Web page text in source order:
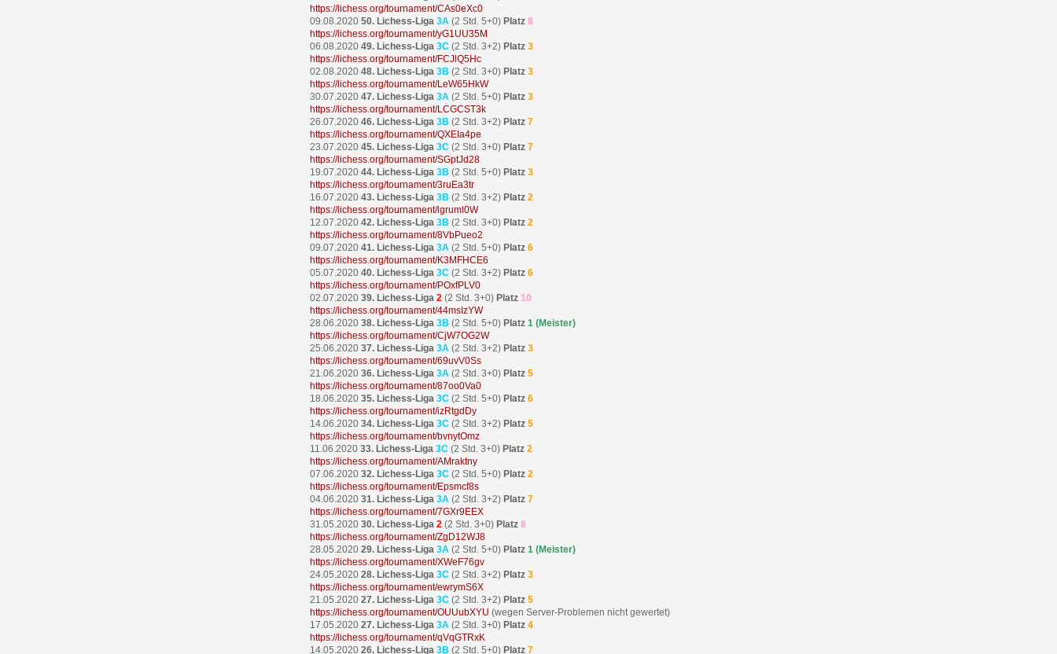
https://lichess.org/tournament/CAs0eXc0
09.08.2020 50. Lichess-Liga 3A (2 Std. 5+0) Platz 8
https://lichess.org/tournament/yG1UU35M
06.08.2020 49. Lichess-Liga 3C (2 Std. 3+2) Platz 3
https://lichess.org/tournament/FCJlQ5Hc
02.08.2020 48. Lichess-Liga 3B (2 Std. 3+0) Platz 3
https://lichess.org/tournament/LeW65HkW
30.07.2020 47. Lichess-Liga 3A (2 Std. 5+0) Platz 3
https://lichess.org/tournament/LCGCST3k
26.07.2020 46. Lichess-Liga 3B (2 Std. 3+2) Platz 7
https://lichess.org/tournament/QXEIa4pe
23.07.2020 45. Lichess-Liga 3C (2 Std. 3+0) Platz 7
https://lichess.org/tournament/SGptJd28
19.07.2020 44. Lichess-Liga 3B (2 Std. 5+0) Platz 3
https://lichess.org/tournament/3ruEa3tr
16.07.2020 43. Lichess-Liga 3B (2 Std. 3+2) Platz 2
https://lichess.org/tournament/lgruml0W
12.07.2020 42. Lichess-Liga 3B (2 Std. 3+0) Platz 2
https://lichess.org/tournament/8VbPueo2
09.07.2020 41. Lichess-Liga 3A (2 Std. 5+0) Platz 6
https://lichess.org/tournament/K3MFHCE6
05.07.2020 40. Lichess-Liga 3C (2 Std. 3+2) Platz 6
https://lichess.org/tournament/POxfPLV0
02.07.2020 39. Lichess-Liga 2 (2 Std. 3+0) Platz 10
https://lichess.org/tournament/44msIzYW
28.06.2020 38. Lichess-Liga 3B (2 Std. 5+0) Platz 1 (Meister)
https://lichess.org/tournament/CjW7OG2W
25.06.2020 37. Lichess-Liga 3A (2 Std. 3+2) Platz 3
https://lichess.org/tournament/69uvV0Ss
21.06.2020 36. Lichess-Liga 3A (2 Std. 3+0) Platz 5
https://lichess.org/tournament/87oo0Va0
18.06.2020 35. Lichess-Liga 3C (2 Std. 5+0) Platz 6
https://lichess.org/tournament/izRtgdDy
14.06.2020 34. Lichess-Liga 3C (2 Std. 3+2) Platz 5
https://lichess.org/tournament/bvnytOmz
11.06.2020 33. Lichess-Liga 3C (2 Std. 3+0) Platz 2
https://lichess.org/tournament/AMraktny
07.06.2020 32. Lichess-Liga 3C (2 Std. 5+0) Platz 2
https://lichess.org/tournament/Epsmcf8s
04.06.2020 31. Lichess-Liga 3A (2 Std. 3+2) Platz 7
https://lichess.org/tournament/7GXr9EEX
31.05.2020 30. Lichess-Liga 2 (2 Std. 3+0) Platz 8
https://lichess.org/tournament/ZgD12WJ8
28.05.2020 29. Lichess-Liga 3A (2 Std. 5+0) Platz 1 (Meister)
https://lichess.org/tournament/XWeF76gv
24.05.2020 28. Lichess-Liga 3C (2 Std. 3+2) Platz 3
https://lichess.org/tournament/ewrymS6X
21.05.2020 27. Lichess-Liga 3C (2 Std. 3+2) Platz 5
https://lichess.org/tournament/OUUubXYU (wegen Server-Problemen nicht gewertet)
17.05.2020 27. Lichess-Liga 3A (2 Std. 3+0) Platz 4
https://lichess.org/tournament/qVqGTRxK
14.05.2020 26. Lichess-Liga 3B (2 Std. 5+0) Platz 7